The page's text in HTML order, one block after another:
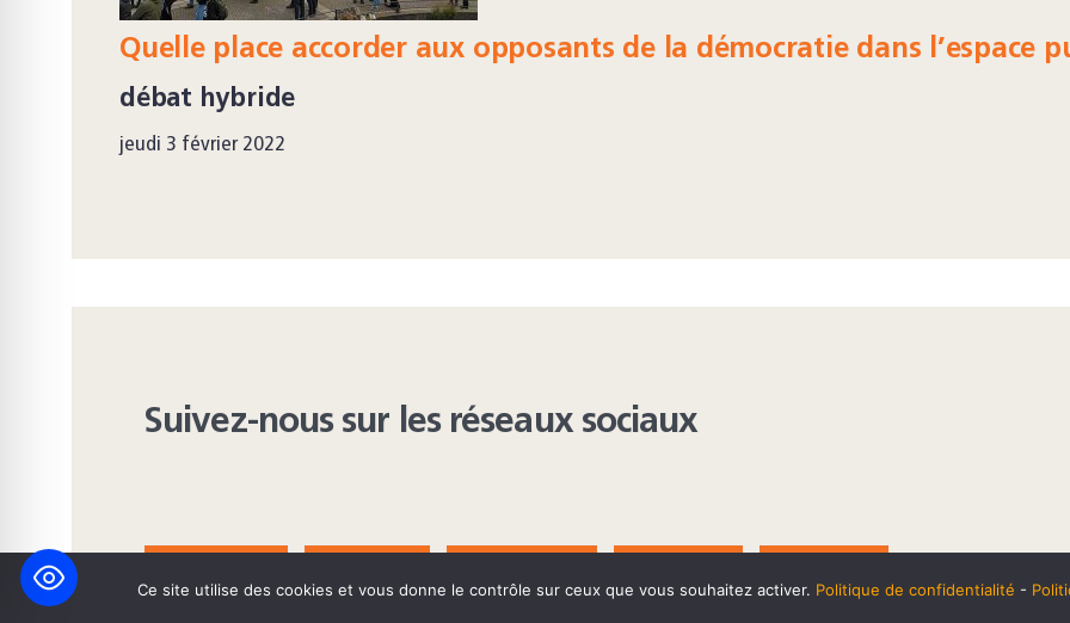
Quelle place accorder aux opposants de la démocratie dans l’espace
débat hybride
jeudi 3 février 2022
Suivez-nous sur les réseaux sociaux
Ce site utilise des cookies et vous donne le contrôle sur ceux que vous souhaitez activer. Politique de confidentialité -